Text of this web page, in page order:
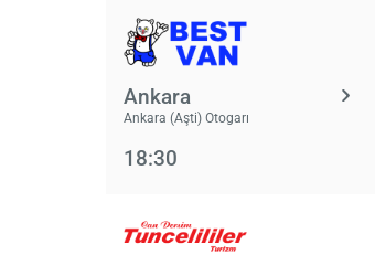
Ankara
Ankara (Aşti) Otogarı
18:30